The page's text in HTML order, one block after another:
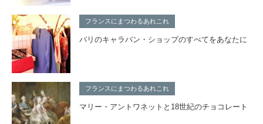
フランスにまつわるあれこれ
パリのキャラバン・ショップのすべてをあなたに
フランスにまつわるあれこれ
マリー・アントワネットと18世紀のチョコレート